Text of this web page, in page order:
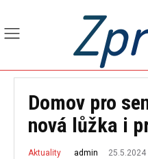
Domov pro
nová lůžka i
Aktuality admin 25.5.2024